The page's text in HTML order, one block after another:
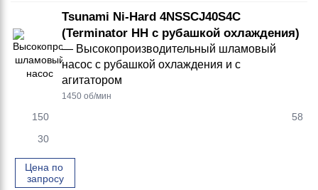
Tsunami Ni-Hard 4NSSCJ40S4C
(Terminator HH с рубашкой охлаждения)
— Высокопроизводительный шламовый
насос с рубашкой охлаждения и с
агитатором
1450 об/мин
150
58
30
Цена по
запросу